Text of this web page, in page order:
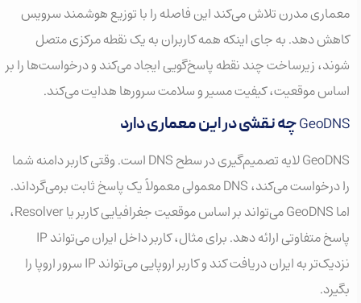
معماری مدرن تلاش می‌کند این فاصله را با توزیع هوشمند سرویس
کاهش دهد. به جای اینکه همه کاربران به یک نقطه مرکزی متصل
شوند، زیرساخت چند نقطه پاسخ‌گویی ایجاد می‌کند و درخواست‌ها را بر
اساس موقعیت، کیفیت مسیر و سلامت سرورها هدایت می‌کند.
GeoDNSچه نقشی در این معماری دارد
GeoDNS لایه تصمیم‌گیری در سطح DNS است. وقتی کاربر دامنه شما
را درخواست می‌کند، DNS معمولی معمولاً یک پاسخ ثابت برمی‌گرداند.
اما GeoDNS می‌تواند بر اساس موقعیت جغرافیایی کاربر یا Resolver،
پاسخ متفاوتی ارائه دهد. برای مثال، کاربر داخل ایران می‌تواند IP
نزدیک‌تر به ایران دریافت کند و کاربر اروپایی می‌تواند IP سرور اروپا را
بگیرد.